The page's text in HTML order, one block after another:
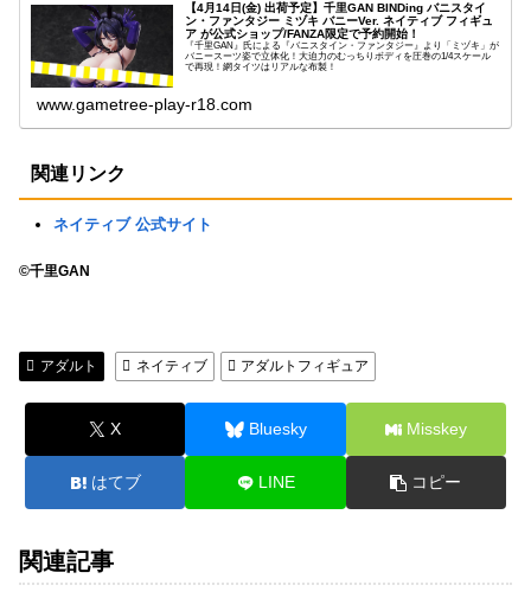
【4月14日(金) 出荷予定】千里GAN BINDing バニスタイ
ン・ファンタジー ミヅキ バニーVer. ネイティブ フィギュ
ア が公式ショップ/FANZA限定で予約開始！
『千里GAN』氏による『バニスタイン・ファンタジー』より「ミヅキ」が
バニースーツ姿で立体化！大迫力のむっちりボディを圧巻の1/4スケール
で再現！網タイツはリアルな布製！
www.gametree-play-r18.com
関連リンク
ネイティブ 公式サイト
©千里GAN
アダルト ネイティブ アダルトフィギュア
X Bluesky Misskey
はてブ LINE コピー
関連記事